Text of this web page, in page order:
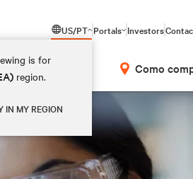
US/PT
is for
region.
IN MY REGION
Portals Investors
Como